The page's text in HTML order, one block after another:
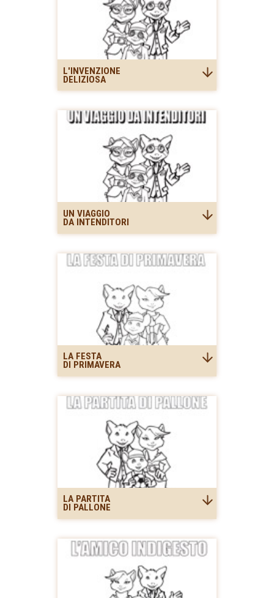
L'INVENZIONE
DELIZIOSA
UN VIAGGIO
DA INTENDITORI
LA FESTA
DI PRIMAVERA
LA PARTITA
DI PALLONE